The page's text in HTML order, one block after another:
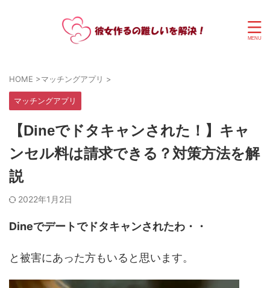
HOME >マッチングアプリ >
マッチングアプリ
【Dineでドタキャンされた！】キャ
ンセル料は請求できる？対策方法を解
説
2022年1月2日
Dineでデートでドタキャンされたわ・・
と被害にあった方もいると思います。